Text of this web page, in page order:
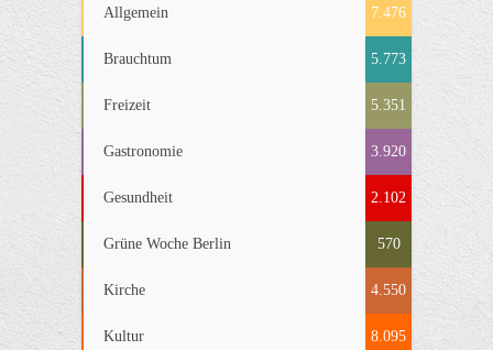
Allgemein 7.476
Brauchtum 5.773
Freizeit 5.351
Gastronomie 3.920
Gesundheit 2.102
Grüne Woche Berlin 570
Kirche 4.550
Kultur 8.095